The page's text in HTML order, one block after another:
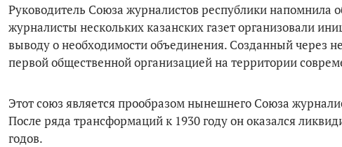
Руководитель Союза журналистов республики напомнила
журналисты нескольких казанских газет организовали
выводу о необходимости объединения. Созданный через
первой общественной организацией на территории
Этот союз является прообразом нынешнего Союза
После ряда трансформаций к 1930 году он оказался
годов.